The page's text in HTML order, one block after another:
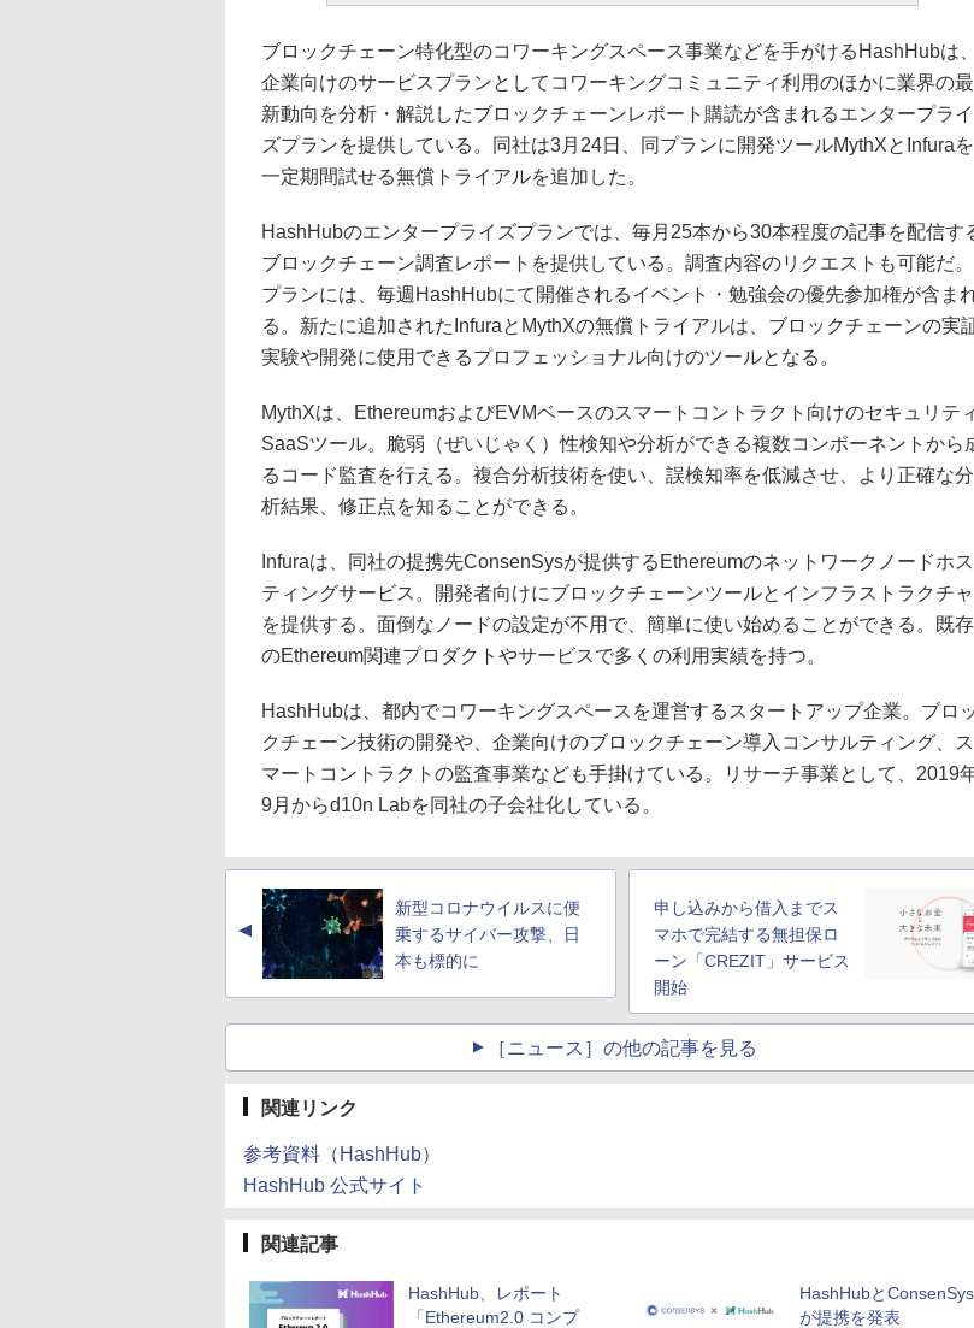
ブロックチェーン特化型のコワーキングスペース事業などを手がけるHashHubは、
企業向けのサービスプランとしてコワーキングコミュニティ利用のほかに業界の最
新動向を分析・解説したブロックチェーンレポート購読が含まれるエンタープライ
ズプランを提供している。同社は3月24日、同プランに開発ツールMythXとInfuraを
一定期間試せる無償トライアルを追加した。
HashHubのエンタープライズプランでは、毎月25本から30本程度の記事を配信す
ブロックチェーン調査レポートを提供している。調査内容のリクエストも可能だ。
プランには、毎週HashHubにて開催されるイベント・勉強会の優先参加権が含ま
る。新たに追加されたInfuraとMythXの無償トライアルは、ブロックチェーンの実
実験や開発に使用できるプロフェッショナル向けのツールとなる。
MythXは、EthereumおよびEVMベースのスマートコントラクト向けのセキュリテ
SaaSツール。脆弱（ぜいじゃく）性検知や分析ができる複数コンポーネントから
るコード監査を行える。複合分析技術を使い、誤検知率を低減させ、より正確な分
析結果、修正点を知ることができる。
Infuraは、同社の提携先ConsenSysが提供するEthereumのネットワークノードホス
ティングサービス。開発者向けにブロックチェーンツールとインフラストラクチャ
を提供する。面倒なノードの設定が不用で、簡単に使い始めることができる。既存
のEthereum関連プロダクトやサービスで多くの利用実績を持つ。
HashHubは、都内でコワーキングスペースを運営するスタートアップ企業。ブロ
クチェーン技術の開発や、企業向けのブロックチェーン導入コンサルティング、ス
マートコントラクトの監査事業なども手掛けている。リサーチ事業として、2019
9月からd10n Labを同社の子会社化している。
▲
新型コロナウイルスに便
乗するサイバー攻撃、日
本も標的に
申し込みから借入までス
マホで完結する無担保ロ
ーン「CREZIT」サービス
開始
［ニュース］の他の記事を見る
関連リンク
参考資料（HashHub）
HashHub 公式サイト
関連記事
HashHub、レポート
「Ethereum2.0 コンプ
HashHubとConsenSys
が提携を発表